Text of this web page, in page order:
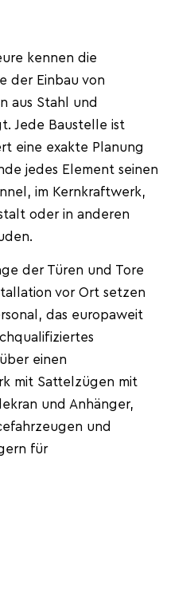
kennen die
der Einbau von
aus Stahl und
Jede Baustelle ist
eine exakte Planung
jedes Element seinen
im Kernkraftwerk,
oder in anderen
der Türen und Tore
vor Ort setzen
das europaweit
einen
mit Sattelzügen mit
und Anhänger,
und
für